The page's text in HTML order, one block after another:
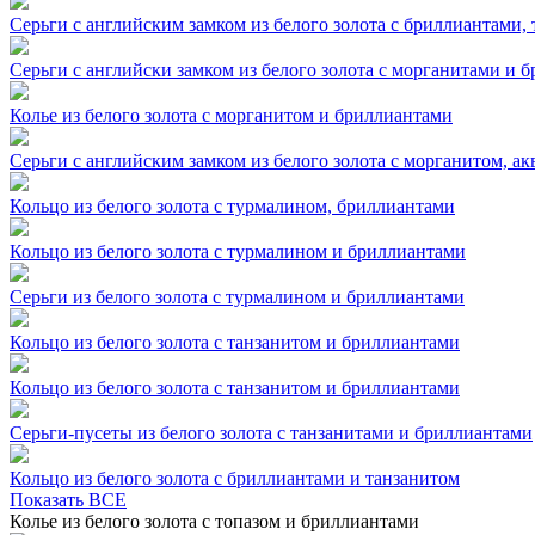
Серьги с английским замком из белого золота с
Серьги с английски замком из белого золота с морганитами и
Колье из белого золота с морганитом и бриллиантами
Серьги с английским замком из белого золота с морганитом,
Кольцо из белого золота с турмалином, бриллиантами
Кольцо из белого золота с турмалином и бриллиантами
Серьги из белого золота с турмалином и бриллиантами
Кольцо из белого золота с танзанитом и бриллиантами
Кольцо из белого золота с танзанитом и бриллиантами
Серьги-пусеты из белого золота с танзанитами и бриллиантами
Кольцо из белого золота с бриллиантами и танзанитом
Показать ВСЕ
Колье из белого золота с топазом и бриллиантами